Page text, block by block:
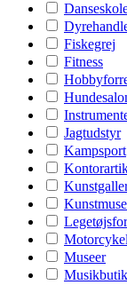
Fiskegrej
Fitness
Jagtudstyr
Kampsport
Museer